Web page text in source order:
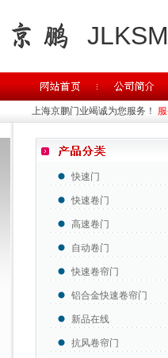
JLKSM
上海京鹏门业竭诚为您服务！
快速门
快速卷门
高速卷门
自动卷门
快速卷帘门
铝合金快速卷帘门
新品在线
抗风卷帘门